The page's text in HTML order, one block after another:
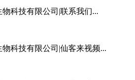
科技有限公司|联系我们...
科技有限公司|仙客来视频...